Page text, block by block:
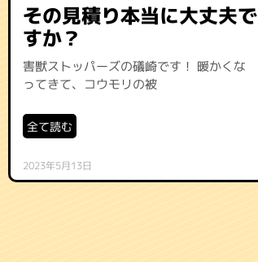
その見積り本当に大丈夫で
すか？
害獣ストッパーズの礒崎です！ 暖かくな
ってきて、コウモリの被
全て読む
2023年5月13日